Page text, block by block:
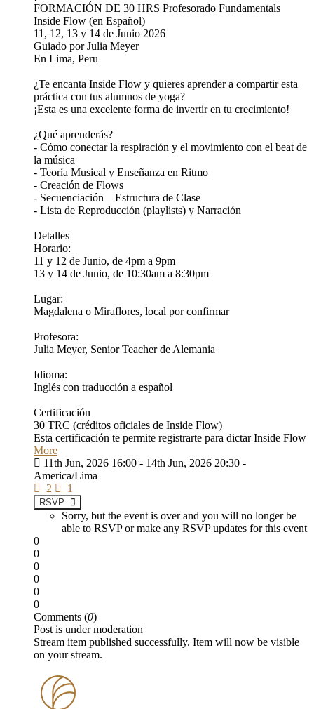
FORMACIÓN DE 30 HRS Profesorado Fundamentals
Inside Flow (en Español)
11, 12, 13 y 14 de Junio 2026
Guiado por Julia Meyer
En Lima, Peru
¿Te encanta Inside Flow y quieres aprender a compartir esta
práctica con tus alumnos de yoga?
¡Esta es una excelente forma de invertir en tu crecimiento!
¿Qué aprenderás?
- Cómo conectar la respiración y el movimiento con el beat de
la música
- Teoría Musical y Enseñanza en Ritmo
- Creación de Flows
- Secuenciación – Estructura de Clase
- Lista de Reproducción (playlists) y Narración
Detalles
Horario:
11 y 12​ de Junio, de 4pm a 9pm
13 y 14 de Junio, de 10:30am a 8:30pm
Lugar:
Magdalena o Miraflores, local por confirmar
Profesora:
Julia Meyer, Senior Teacher de Alemania
Idioma:
Inglés con traducción a español
Certificación
30 TRC (créditos oficiales de Inside Flow)
Esta certificación te permite registrarte para dictar Inside Flow
More
11th Jun, 2026 16:00 - 14th Jun, 2026 20:30 -
America/Lima
2
1
RSVP
Sorry, but the event is over and you will no longer be
able to RSVP or make any RSVP updates for this event
0
0
0
0
0
0
Comments (0)
Post is under moderation
Stream item published successfully. Item will now be visible
on your stream.